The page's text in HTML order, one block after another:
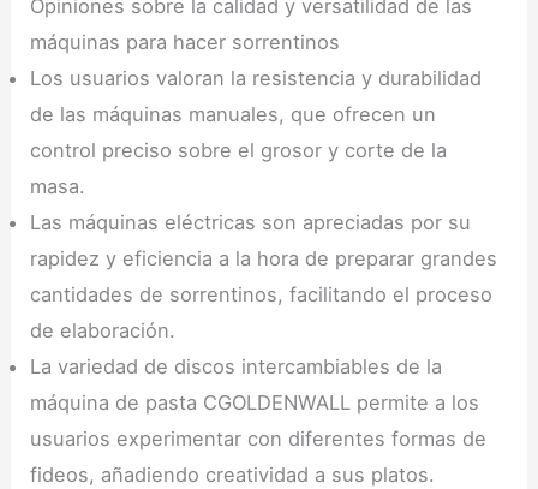
Opiniones sobre la calidad y versatilidad de las
máquinas para hacer sorrentinos
Los usuarios valoran la resistencia y durabilidad
de las máquinas manuales, que ofrecen un
control preciso sobre el grosor y corte de la
masa.
Las máquinas eléctricas son apreciadas por su
rapidez y eficiencia a la hora de preparar grandes
cantidades de sorrentinos, facilitando el proceso
de elaboración.
La variedad de discos intercambiables de la
máquina de pasta CGOLDENWALL permite a los
usuarios experimentar con diferentes formas de
fideos, añadiendo creatividad a sus platos.